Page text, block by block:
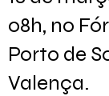
08h, no
Porto de
Valença.